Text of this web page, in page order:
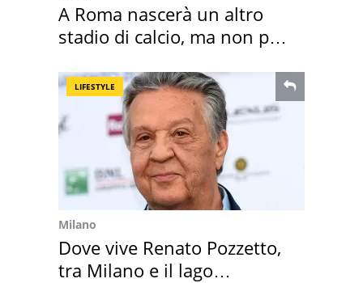
A Roma nascerà un altro
stadio di calcio, ma non per
LIFESTYLE
Milano
Dove vive Renato Pozzetto,
tra Milano e il lago